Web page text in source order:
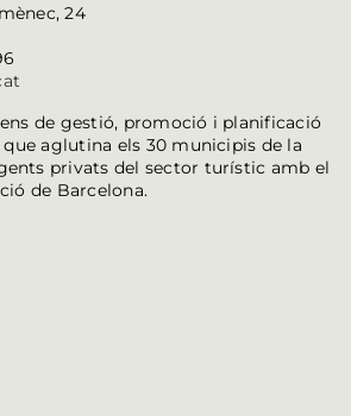
24
de gestió, promoció i planificació
aglutina els 30 municipis de la
privats del sector turístic amb el
de Barcelona.